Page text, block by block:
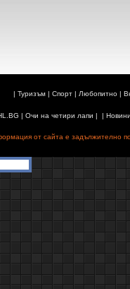
| Туризъм| Спорт| Любопитно|
| Очи на четири лапи | |
от сайта е задължително